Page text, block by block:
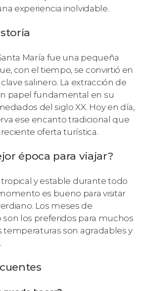
experiencia inolvidable.
María fue una pequeña
con el tiempo, se convirtió en
salinero. La extracción de
papel fundamental en su
del siglo XX. Hoy en día,
ese encanto tradicional que
oferta turística.
época para viajar?
tropical y estable durante todo
es bueno para visitar
Los meses de
son los preferidos para muchos
temperaturas son agradables y